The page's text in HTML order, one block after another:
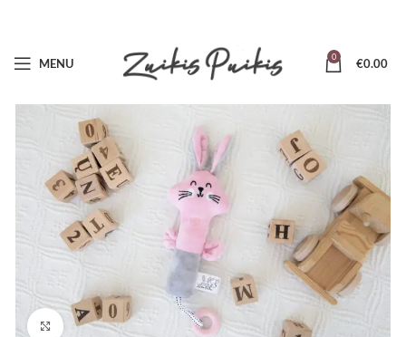
MENU 0 €0.00
Padidinti